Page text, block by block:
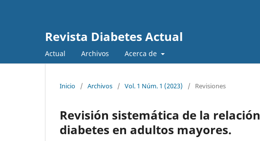
Revista Diabetes Actual
Actual Archivos Acerca de
Inicio / Archivos / Vol. 1 Núm. 1 (2023) / Revisiones
Revisión sistemática de la
diabetes en adultos mayores.